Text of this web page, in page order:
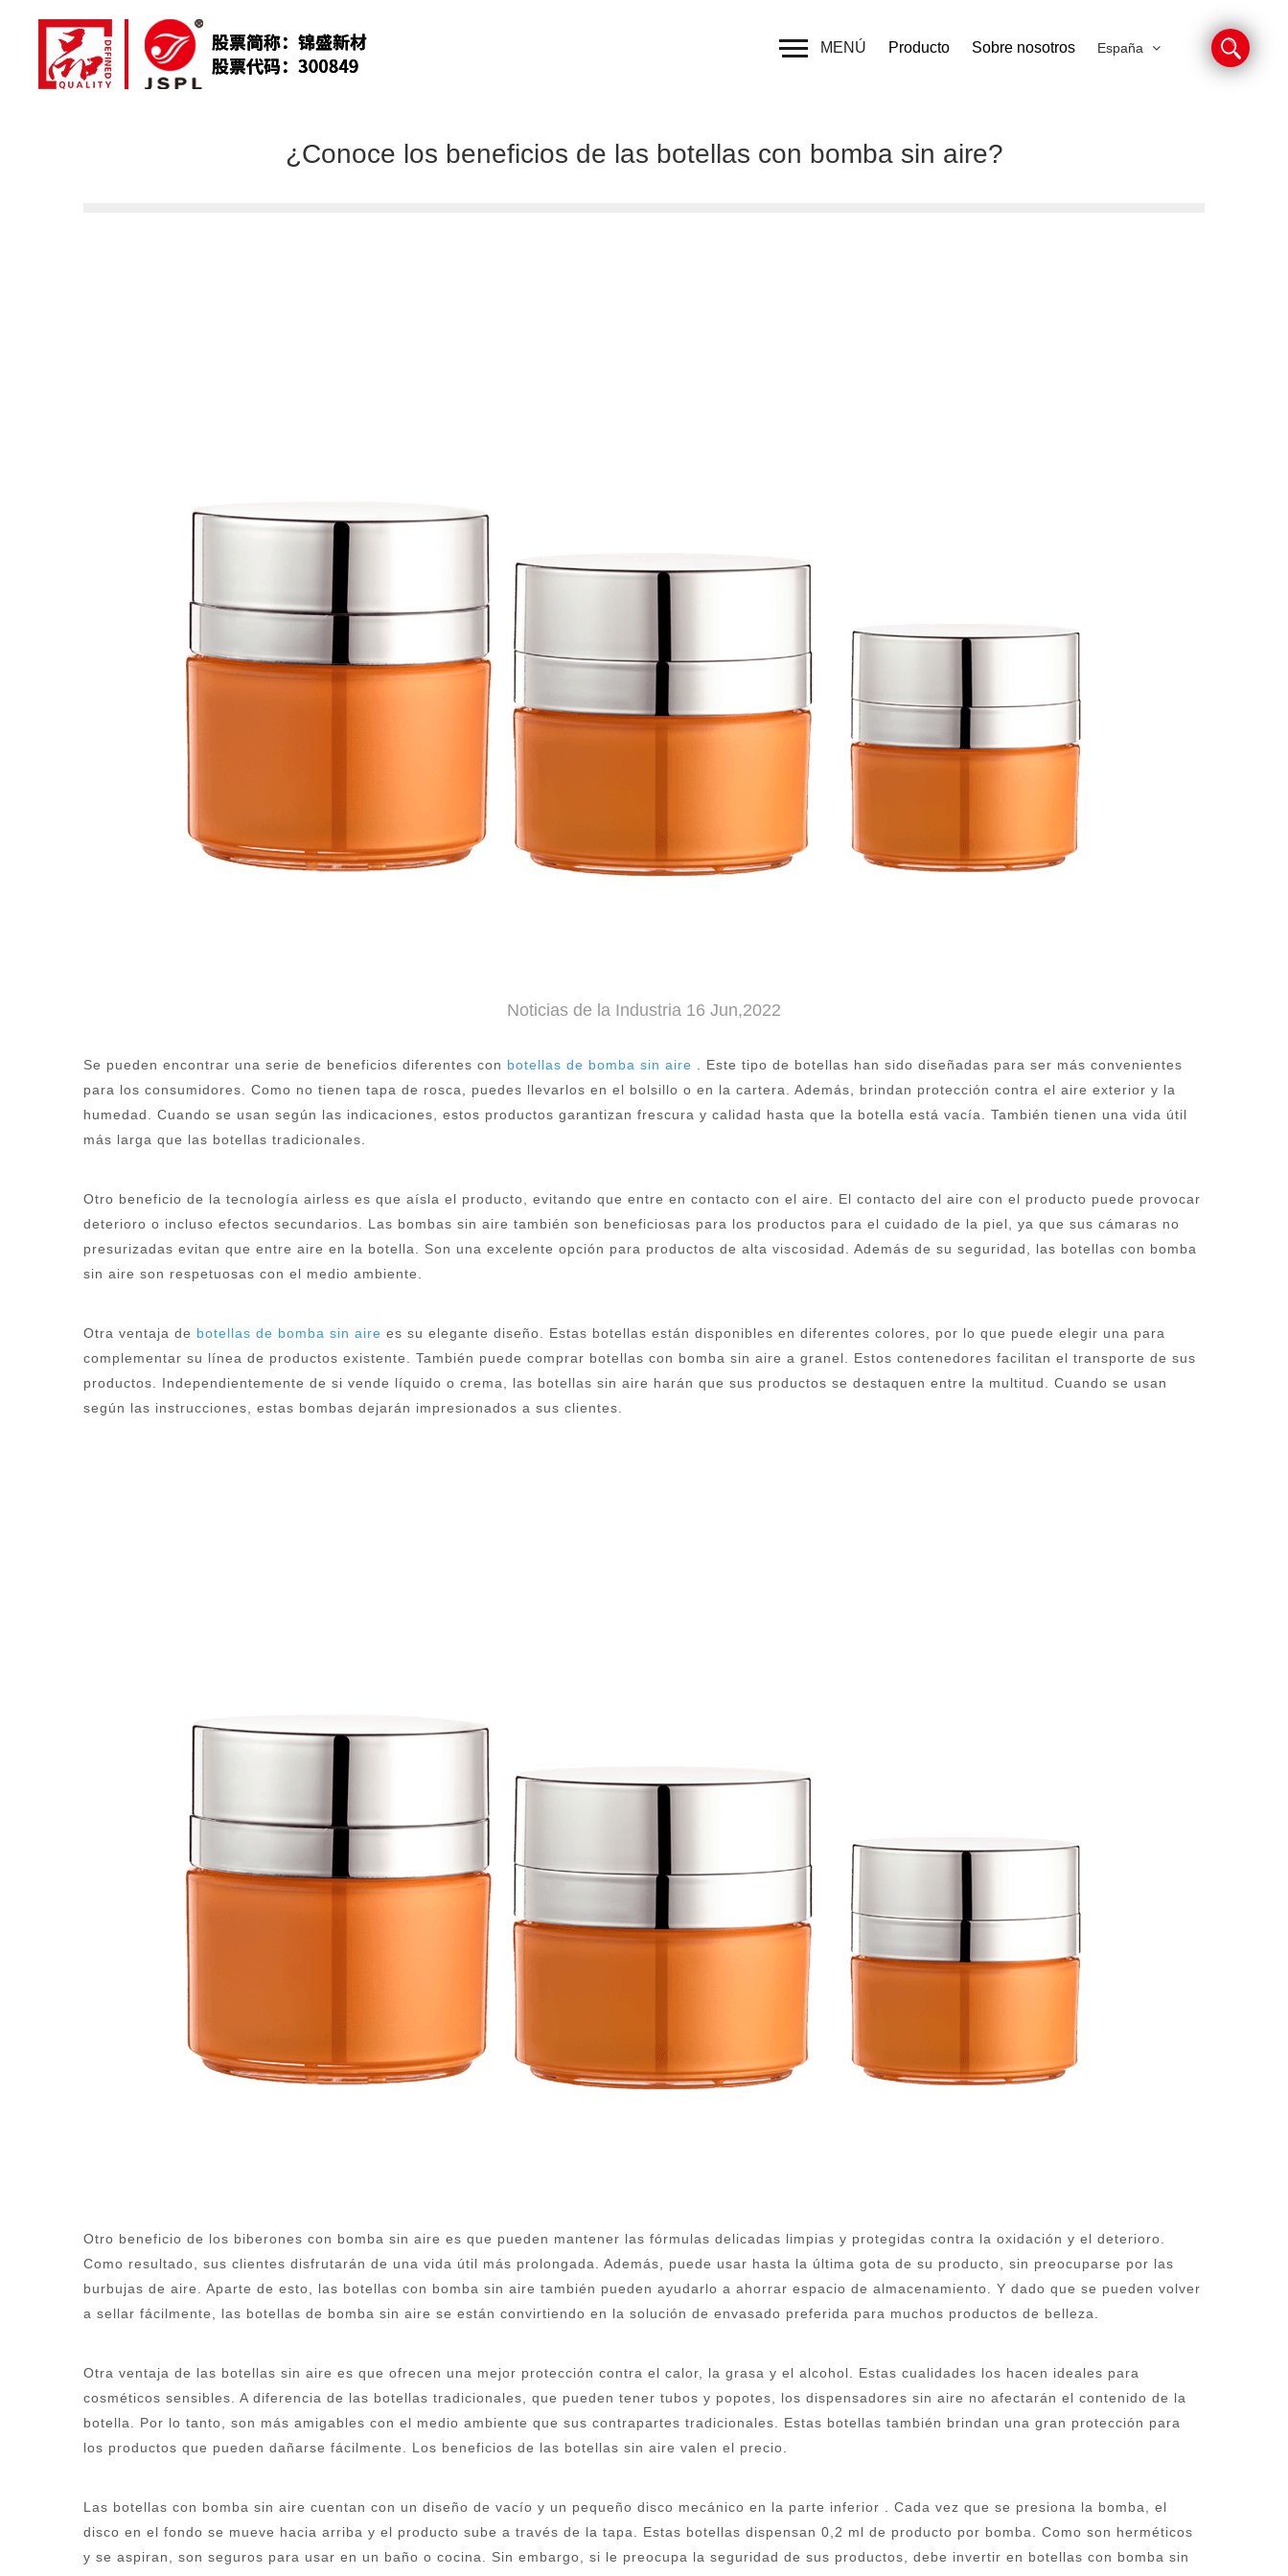
MENÚ Producto Sobre nosotros España
¿Conoce los beneficios de las botellas con bomba sin aire?
Noticias de la Industria 16 Jun,2022
Se pueden encontrar una serie de beneficios diferentes con botellas de bomba sin aire
. Este tipo de botellas han sido diseñadas para ser más convenientes
para los consumidores. Como no tienen tapa de rosca, puedes llevarlos en el bolsillo o en la cartera. Además, brindan protección contra el aire exterior y la
humedad. Cuando se usan según las indicaciones, estos productos garantizan frescura y calidad hasta que la botella está vacía. También tienen una vida útil
más larga que las botellas tradicionales.
Otro beneficio de la tecnología airless es que aísla el producto, evitando que entre en contacto con el aire. El contacto del aire con el producto puede provocar
deterioro o incluso efectos secundarios. Las bombas sin aire también son beneficiosas para los productos para el cuidado de la piel, ya que sus cámaras no
presurizadas evitan que entre aire en la botella. Son una excelente opción para productos de alta viscosidad. Además de su seguridad, las botellas con bomba
sin aire son respetuosas con el medio ambiente.
Otra ventaja de botellas de bomba sin aire es su elegante diseño. Estas botellas están disponibles en diferentes colores, por lo que puede elegir una para
complementar su línea de productos existente. También puede comprar botellas con bomba sin aire a granel. Estos contenedores facilitan el transporte de sus
productos. Independientemente de si vende líquido o crema, las botellas sin aire harán que sus productos se destaquen entre la multitud. Cuando se usan
según las instrucciones, estas bombas dejarán impresionados a sus clientes.
Otro beneficio de los biberones con bomba sin aire es que pueden mantener las fórmulas delicadas limpias y protegidas contra la oxidación y el deterioro.
Como resultado, sus clientes disfrutarán de una vida útil más prolongada. Además, puede usar hasta la última gota de su producto, sin preocuparse por las
burbujas de aire. Aparte de esto, las botellas con bomba sin aire también pueden ayudarlo a ahorrar espacio de almacenamiento. Y dado que se pueden volver
a sellar fácilmente, las botellas de bomba sin aire se están convirtiendo en la solución de envasado preferida para muchos productos de belleza.
Otra ventaja de las botellas sin aire es que ofrecen una mejor protección contra el calor, la grasa y el alcohol. Estas cualidades los hacen ideales para
cosméticos sensibles. A diferencia de las botellas tradicionales, que pueden tener tubos y popotes, los dispensadores sin aire no afectarán el contenido de la
botella. Por lo tanto, son más amigables con el medio ambiente que sus contrapartes tradicionales. Estas botellas también brindan una gran protección para
los productos que pueden dañarse fácilmente. Los beneficios de las botellas sin aire valen el precio.
Las botellas con bomba sin aire cuentan con un diseño de vacío y un pequeño disco mecánico en la parte inferior
. Cada vez que se presiona la bomba, el
disco en el fondo se mueve hacia arriba y el producto sube a través de la tapa. Estas botellas dispensan 0,2 ml de producto por bomba. Como son herméticos
y se aspiran, son seguros para usar en un baño o cocina. Sin embargo, si le preocupa la seguridad de sus productos, debe invertir en botellas con bomba sin